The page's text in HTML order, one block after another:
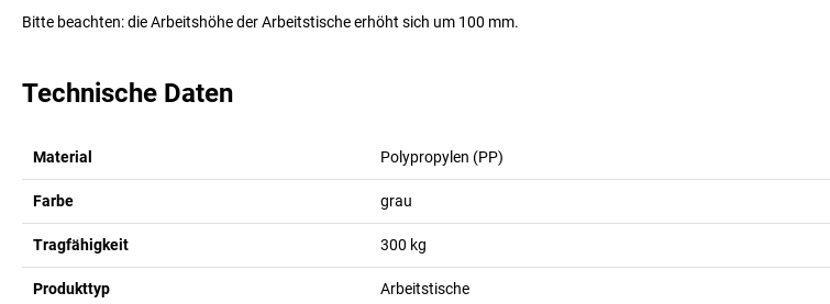
Bitte beachten: die Arbeitshöhe der Arbeitstische erhöht sich um 100 mm.
Technische Daten
Material Polypropylen (PP)
Farbe grau
Tragfähigkeit 300 kg
Produkttyp Arbeitstische